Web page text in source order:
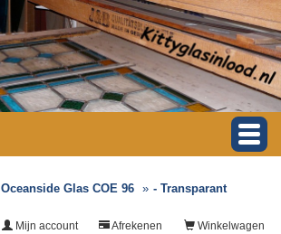
Oceanside Glas COE 96 - Transparant
Winkelwagen
Afrekenen
Mijn account